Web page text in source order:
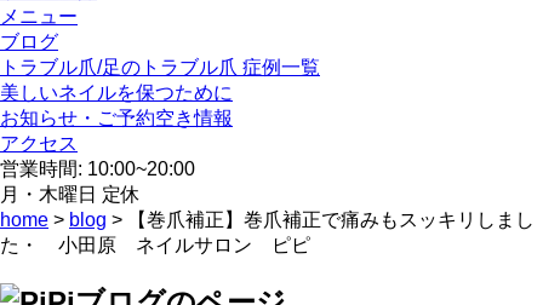
メニュー
ブログ
トラブル爪/足のトラブル爪 症例一覧
美しいネイルを保つために
お知らせ・ご予約空き情報
アクセス
営業時間: 10:00~20:00
月・木曜日 定休
home > blog > 【巻爪補正】巻爪補正で痛みもスッキリしまし
た・ 小田原 ネイルサロン ピピ